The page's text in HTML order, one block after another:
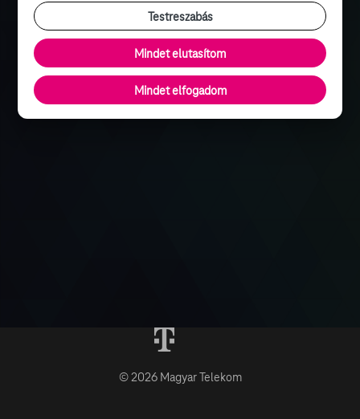
© 2026 Magyar Telekom
Testreszabás
Mindet elutasítom
Mindet elfogadom